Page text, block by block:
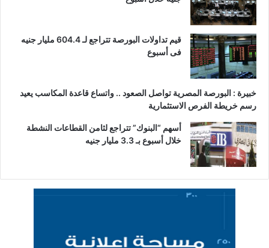
قيم تداولات البورصة تتراجع لـ 604.4 مليار جنيه
فى أسبوع
خبيرة : البورصة المصرية تواصل الصعود .. واتساع قاعدة المكاسب يعيد
رسم خريطة الفرص الاستثمارية
أسهم “البنوك” تتراجع لثامن القطاعات النشطة
خلال أسبوع بـ 3.3 مليار جنيه